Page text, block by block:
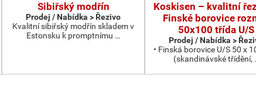
Sibiřský modřín
Prodej / Nabídka > Řezivo
Kvalitní sibiřský modřín skladem v
Estonsku k promptnímu …
Koskisen – kvalitní
Finské borovice
50x100 třída U/S
Prodej / Nabídka >
• Finská borovice U/S 50 x
(skandinávské třídění,